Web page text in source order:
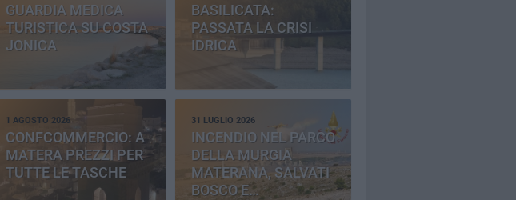
GUARDIA MEDICA
TURISTICA SU COSTA
JONICA
BASILICATA:
PASSATA LA CRISI
IDRICA
1 AGOSTO 2026
CONFCOMMERCIO: A
MATERA PREZZI PER
TUTTE LE TASCHE
31 LUGLIO 2026
INCENDIO NEL PARCO
DELLA MURGIA
MATERANA, SALVATI
BOSCO E